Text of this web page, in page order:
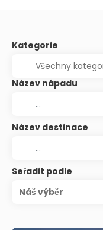
Kategorie
Název nápadu
Název destinace
Seřadit podle
Náš výběr